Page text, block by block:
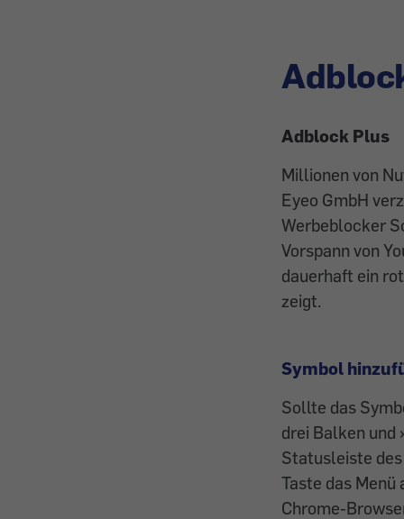
Adblock Plus
Millionen von
Eyeo GmbH
Werbe­blocker
Vorspann von
dauer­haft ein
zeigt.
Symbol
Sollte das
drei Balken und
Statusleiste
Taste das
Chrome-